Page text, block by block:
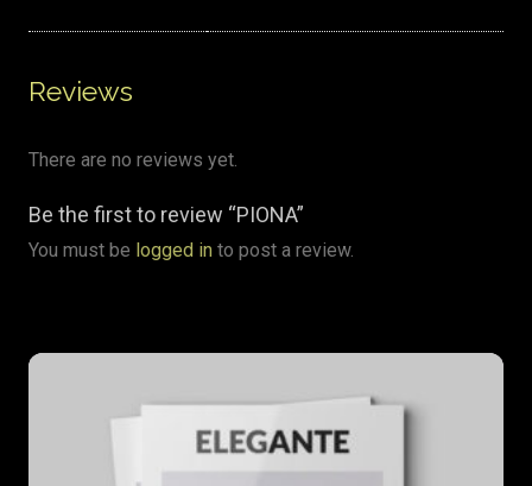
Reviews
There are no reviews yet.
Be the first to review “PIONA”
You must be logged in to post a review.